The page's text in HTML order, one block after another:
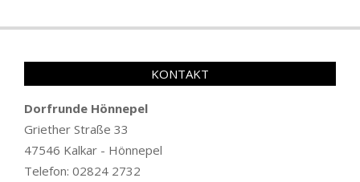
KONTAKT
Dorfrunde Hönnepel
Griether Straße 33
47546 Kalkar - Hönnepel
Telefon: 02824 2732